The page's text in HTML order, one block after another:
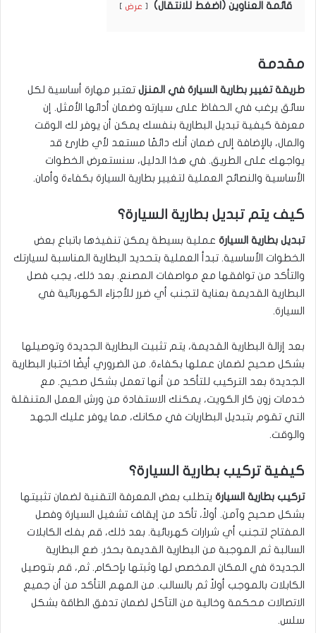
قائمة العناوين (اضغط للانتقال) عرض
مقدمة
طريقة تغيير بطارية السيارة في المنزل تعتبر مهارة أساسية لكل
سائق يرغب في الحفاظ على سيارته وضمان أدائها الأمثل. إن
معرفة كيفية تبديل البطارية بنفسك يمكن أن يوفر لك الوقت
والمال، بالإضافة إلى ضمان أنك دائمًا مستعد لأي طارئ قد
يواجهك على الطريق. في هذا الدليل، سنستعرض الخطوات
الأساسية والنصائح العملية لتغيير بطارية السيارة بكفاءة وأمان.
كيف يتم تبديل بطارية السيارة؟
تبديل بطارية السيارة عملية بسيطة يمكن تنفيذها باتباع بعض
الخطوات الأساسية. تبدأ العملية بتحديد البطارية المناسبة لسيارتك
والتأكد من توافقها مع مواصفات المصنع. بعد ذلك، يجب فصل
البطارية القديمة بعناية لتجنب أي ضرر للأجزاء الكهربائية في
السيارة.
بعد إزالة البطارية القديمة، يتم تثبيت البطارية الجديدة وتوصيلها
بشكل صحيح لضمان عملها بكفاءة. من الضروري أيضًا اختبار البطارية
الجديدة بعد التركيب للتأكد من أنها تعمل بشكل صحيح. مع
خدمات زون كار الكويت، يمكنك الاستفادة من ورش العمل المتنقلة
التي تقوم بتبديل البطاريات في مكانك، مما يوفر عليك الجهد
والوقت.
كيفية تركيب بطارية السيارة؟
تركيب بطارية السيارة يتطلب بعض المعرفة التقنية لضمان تثبيتها
بشكل صحيح وآمن. أولاً، تأكد من إيقاف تشغيل السيارة وفصل
المفتاح لتجنب أي شرارات كهربائية. بعد ذلك، قم بفك الكابلات
السالبة ثم الموجبة من البطارية القديمة بحذر. ضع البطارية
الجديدة في المكان المخصص لها وثبتها بإحكام. ثم، قم بتوصيل
الكابلات بالموجب أولاً ثم بالسالب. من المهم التأكد من أن جميع
الاتصالات محكمة وخالية من التآكل لضمان تدفق الطاقة بشكل
سلس.